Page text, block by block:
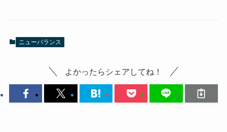
ニューバランス
よかったらシェアしてね！